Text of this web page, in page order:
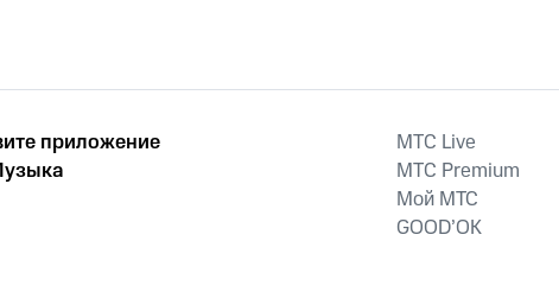
приложение
MTС Live
MTС Premium
Мой МТС
GOOD’OK